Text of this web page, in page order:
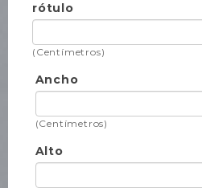
rótulo
(Centímetros)
Ancho
(Centímetros)
Alto